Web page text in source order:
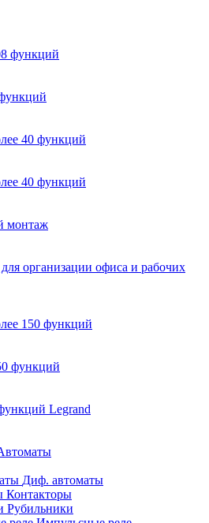
функций
40 функций
40 функций
монтаж
организации офиса и рабочих
150 функций
функций
Legrand
Диф. автоматы
Контакторы
Рубильники